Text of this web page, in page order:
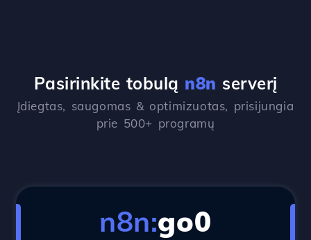
Pasirinkite tobulą n8n serverį
Įdiegtas, saugomas & optimizuotas, prisijungia
prie 500+ programų
n8n:go0